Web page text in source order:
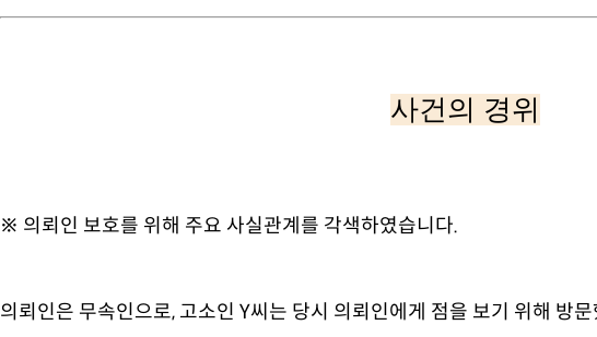
사건의 경위
※ 의뢰인 보호를 위해 주요 사실관계를 각색하였습니다.
의뢰인은 무속인으로, 고소인 Y씨는 당시 의뢰인에게 점을 보기 위해 방